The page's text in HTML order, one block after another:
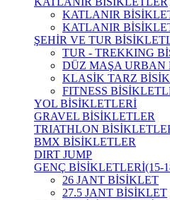
KATLANIR
KATLANIR
ŞEHİR VE TUR
TUR - TREKKING
DÜZ MAŞA URBAN
KLASİK TARZ
FITNESS
YOL BİSİKLETLERİ
GRAVEL BİSİKLETLER
TRIATHLON
BMX BİSİKLETLER
DIRT JUMP
GENÇ BİSİKLETLERİ(15-
26 JANT BİSİKLET
27.5 JANT BİSİKLET